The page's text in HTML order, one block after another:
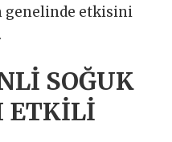
genelinde etkisini
SOĞUK
ETKİLİ